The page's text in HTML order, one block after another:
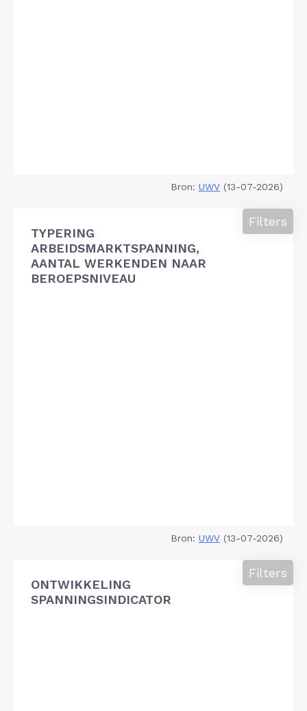
Bron: UWV (13-07-2026)
TYPERING
ARBEIDSMARKTSPANNING,
AANTAL WERKENDEN NAAR
BEROEPSNIVEAU
Filters
Bron: UWV (13-07-2026)
ONTWIKKELING
SPANNINGSINDICATOR
Filters